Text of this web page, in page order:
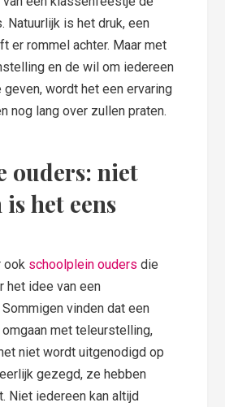
Natuurlijk is het druk, een
er rommel achter. Maar met
en de wil om iedereen
wordt het een ervaring
nog lang over zullen praten.
ouders: niet
het eens
ook schoolplein ouders die
het idee van een
vinden dat een
met teleurstelling,
niet wordt uitgenodigd op
gezegd, ze hebben
Niet iedereen kan altijd